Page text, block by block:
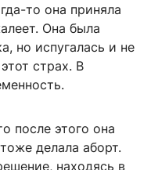
то она приняла
Она была
но испугалась и не
страх. В
после этого она
делала аборт.
находясь в